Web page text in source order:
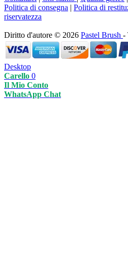
Politica di consegna | Politica di
riservatezza
Diritto d'autore © 2026 Pastel Brush -
Desktop
Carello 0
Il Mio Conto
WhatsApp Chat